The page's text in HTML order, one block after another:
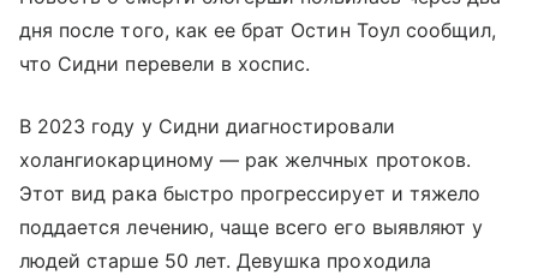
дня после того, как ее брат Остин Тоул сообщил,
что Сидни перевели в хоспис.
В 2023 году у Сидни диагностировали
холангиокарциному — рак желчных протоков.
Этот вид рака быстро прогрессирует и тяжело
поддается лечению, чаще всего его выявляют у
людей старше 50 лет. Девушка проходила